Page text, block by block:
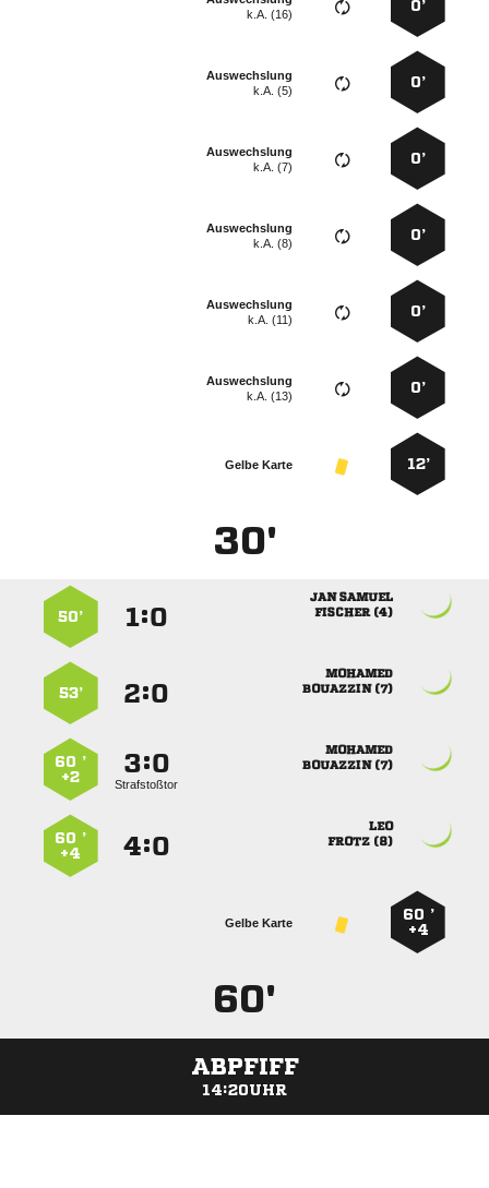
0’
k.A. (16)
0’
Auswechslung
k.A. (5)
0’
Auswechslung
k.A. (7)
0’
Auswechslung
k.A. (8)
0’
Auswechslung
k.A. (11)
0’
Auswechslung
k.A. (13)
12’
Gelbe Karte
30'
 
 
:
50’

 
:
53’

 
:
Strafstoßtor
60 ’
+2

 
:
60 ’
+4
60 ’
+4
Gelbe Karte
60'
ABPFIFF
14:20UHR